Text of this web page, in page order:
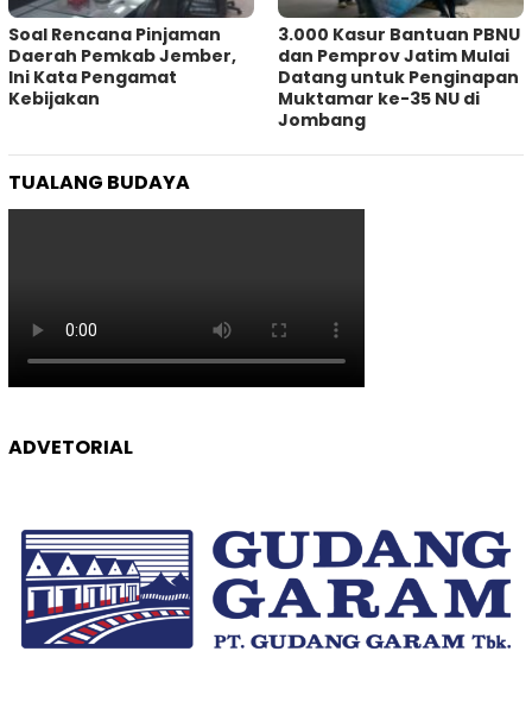
‎Soal Rencana Pinjaman
Daerah Pemkab Jember,
Ini Kata Pengamat
Kebijakan ‎
3.000 Kasur Bantuan PBNU
dan Pemprov Jatim Mulai
Datang untuk Penginapan
Muktamar ke-35 NU di
Jombang
TUALANG BUDAYA
ADVETORIAL